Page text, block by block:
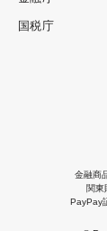
国税庁
金融商
関東
PayPay